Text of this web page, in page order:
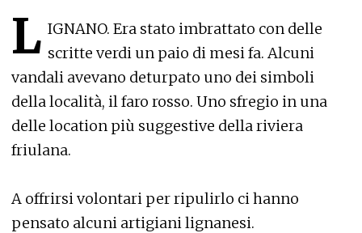
L IGNANO. Era stato imbrattato con delle
scritte verdi un paio di mesi fa. Alcuni
vandali avevano deturpato uno dei simboli
della località, il faro rosso. Uno sfregio in una
delle location più suggestive della riviera
friulana.
A offrirsi volontari per ripulirlo ci hanno
pensato alcuni artigiani lignanesi.